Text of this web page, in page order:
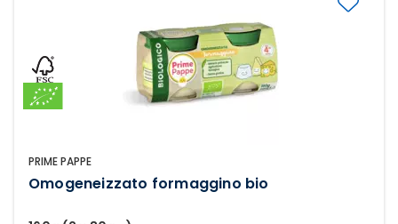
PRIME PAPPE
Omogeneizzato formaggino bio